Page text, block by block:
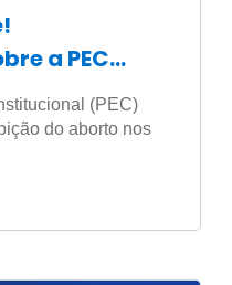
a PEC
(PEC)
do aborto nos